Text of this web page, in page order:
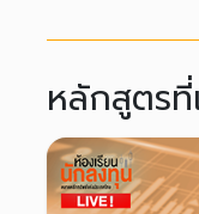
หลักสูตร